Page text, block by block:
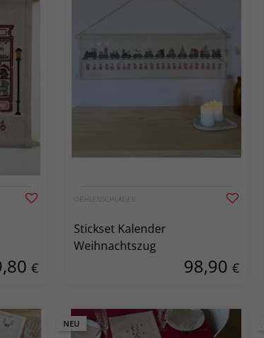
€
OEHLENSCHLÄGER
Stickset Kalender
Weihnachtszug
98,90 €
NEU